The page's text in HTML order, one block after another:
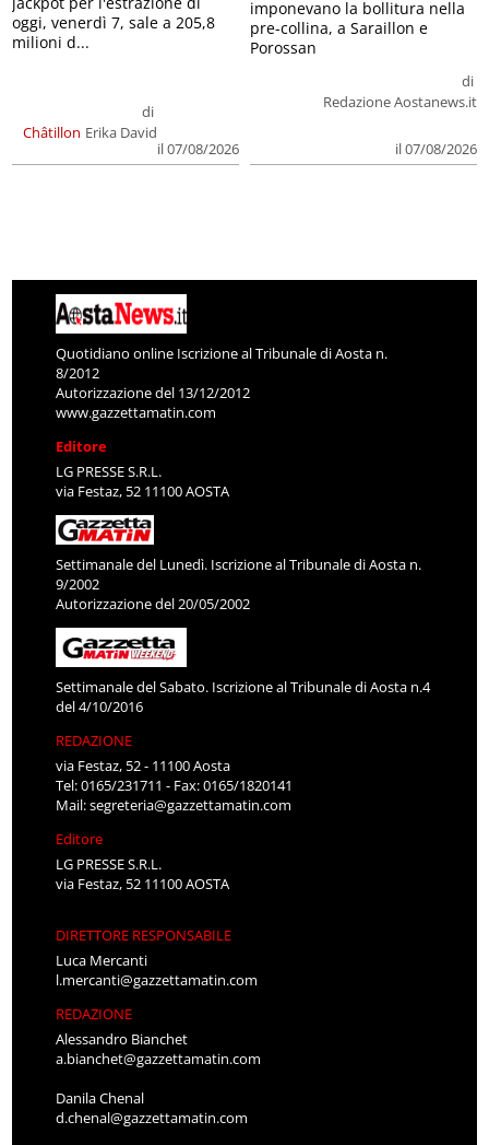
Châtillon
di
Erika David
il 07/08/2026
oggi, venerdì 7, sale a 205,8
milioni d...
di
Redazione Aostanews.it
il 07/08/2026
imponevano la bollitura nella
pre-collina, a Saraillon e
Porossan
Quotidiano online Iscrizione al Tribunale di Aosta n.
8/2012
Autorizzazione del 13/12/2012
www.gazzettamatin.com
Editore
LG PRESSE S.R.L.
via Festaz, 52 11100 AOSTA
Settimanale del Lunedì. Iscrizione al Tribunale di Aosta n.
9/2002
Autorizzazione del 20/05/2002
Settimanale del Sabato. Iscrizione al Tribunale di Aosta n.4
del 4/10/2016
REDAZIONE
via Festaz, 52 - 11100 Aosta
Tel: 0165/231711 - Fax: 0165/1820141
Mail:segreteria@gazzettamatin.com
Editore
LG PRESSE S.R.L.
via Festaz, 52 11100 AOSTA
DIRETTORE RESPONSABILE
Luca Mercanti
l.mercanti@gazzettamatin.com
REDAZIONE
Alessandro Bianchet
a.bianchet@gazzettamatin.com
Danila Chenal
d.chenal@gazzettamatin.com